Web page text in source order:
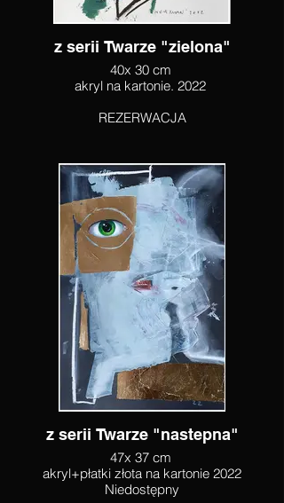
z serii Twarze "zielona"
40x 30 cm
akryl na kartonie. 2022
REZERWACJA
z serii Twarze "nastepna"
47x 37 cm
akryl+płatki złota na kartonie 2022
Niedostępny